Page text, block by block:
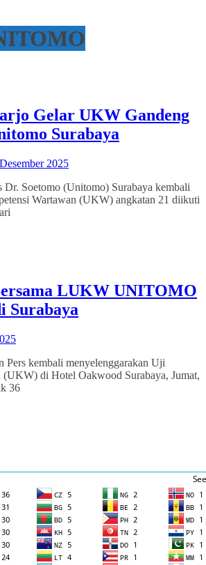
Gelar UKW Gandeng
Surabaya
2025
Dr. Soetomo (Unitomo) Surabaya kembali
Wartawan (UKW) angkatan 21 diikuti
LUKW UNITOMO
Surabaya
kembali menyelenggarakan Uji
(UKW) di Hotel Oakwood Surabaya, Jumat,
36